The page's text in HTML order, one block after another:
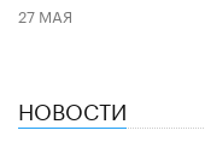
27 МАЯ
НОВОСТИ